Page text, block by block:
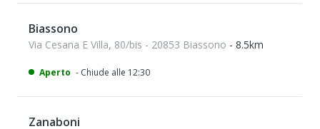
Biassono
Via Cesana E Villa, 80/bis - 20853 Biassono - 8.5km
Aperto - Chiude alle 12:30
Zanaboni